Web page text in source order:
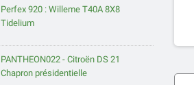
Perfex 920 : Willeme T40A 8X8
Tidelium
PANTHEON022 - Citroën DS 21
Chapron présidentielle